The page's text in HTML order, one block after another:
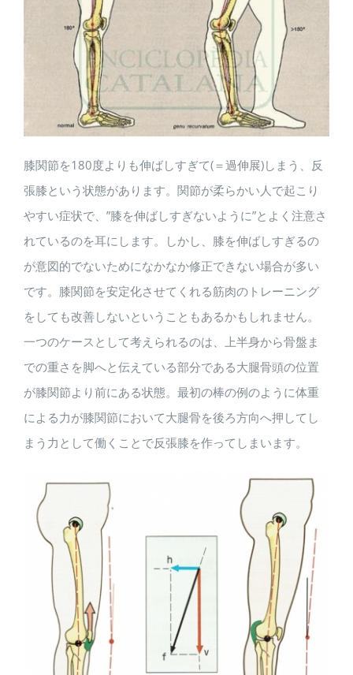
膝関節を180度よりも伸ばしすぎて(＝過伸展)しまう、反
張膝という状態があります。関節が柔らかい人で起こり
やすい症状で、”膝を伸ばしすぎないように”とよく注意さ
れているのを耳にします。しかし、膝を伸ばしすぎるの
が意図的でないためになかなか修正できない場合が多い
です。膝関節を安定化させてくれる筋肉のトレーニング
をしても改善しないということもあるかもしれません。
一つのケースとして考えられるのは、上半身から骨盤ま
での重さを脚へと伝えている部分である大腿骨頭の位置
が膝関節より前にある状態。最初の棒の例のように体重
による力が膝関節において大腿骨を後ろ方向へ押してし
まう力として働くことで反張膝を作ってしまいます。